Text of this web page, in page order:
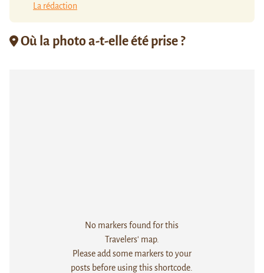
La rédaction
Où la photo a-t-elle été prise ?
No markers found for this
Travelers' map.
Please add some markers to your
posts before using this shortcode.